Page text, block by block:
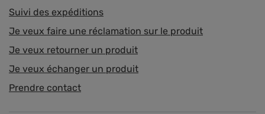
Suivi des expéditions
Je veux faire une réclamation sur le produit
Je veux retourner un produit
Je veux échanger un produit
Prendre contact